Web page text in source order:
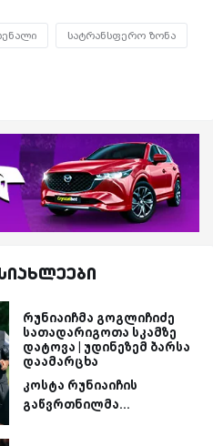
სატრანსფერო ზონა
რუნიაიჩმა გოგლიჩიძე
სათადარიგოთა სკამზე
დატოვა | უდინეზემ ბარსა
დაამარცხა
კოსტა რუნიაიჩის
გაწვრთნილმა...